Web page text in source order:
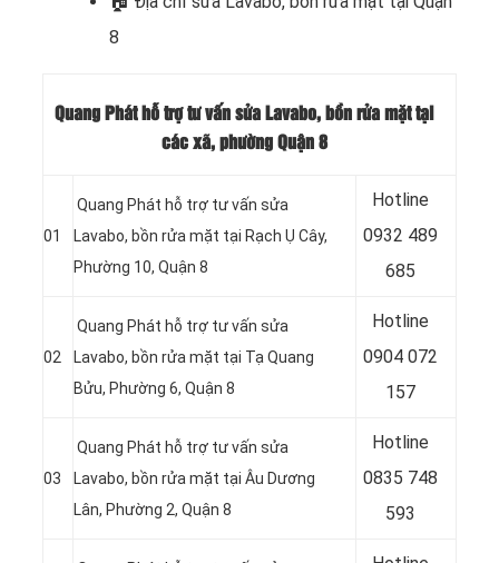
8
Quang Phát hỗ trợ tư vấn sửa Lavabo, bồn rửa mặt tại
các xã, phường Quận 8
01
Quang Phát hỗ trợ tư vấn sửa
Lavabo, bồn rửa mặt tại Rạch Ụ Cây,
Phường 10, Quận 8
Hotline
0932 489
685
02
Quang Phát hỗ trợ tư vấn sửa
Lavabo, bồn rửa mặt tại Tạ Quang
Bửu, Phường 6, Quận 8
Hotline
0904 072
157
03
Quang Phát hỗ trợ tư vấn sửa
Lavabo, bồn rửa mặt tại Âu Dương
Lân, Phường 2, Quận 8
Hotline
0835 748
593